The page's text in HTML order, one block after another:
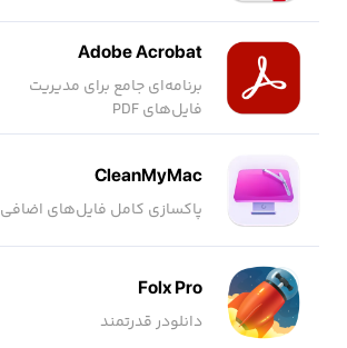
Adobe Acrobat
برنامه‌ای جامع برای مدیریت
فایل‌های PDF
CleanMyMac
پاکسازی کامل فایل‌های اضافی
Folx Pro
دانلودر قدرتمند